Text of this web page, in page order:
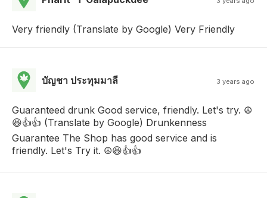
Very friendly (Translate by Google) Very Friendly
บัญชา ประทุมมาลี 3 years ago
Guaranteed drunk Good service, friendly. Let's try. ☮️
😆👍👍 (Translate by Google) Drunkenness
Guarantee The Shop has good service and is
friendly. Let's Try it. ☮️😆👍👍